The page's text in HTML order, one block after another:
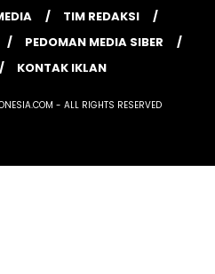
TIM REDAKSI
PEDOMAN MEDIA SIBER
KONTAK IKLAN
- ALL RIGHTS RESERVED